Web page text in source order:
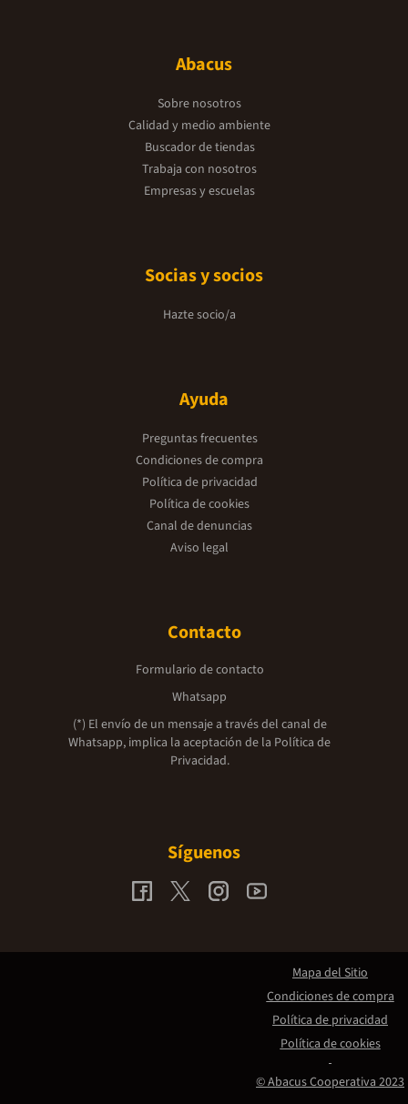
Abacus
Sobre nosotros
Calidad y medio ambiente
Buscador de tiendas
Trabaja con nosotros
Empresas y escuelas
Socias y socios
Hazte socio/a
Ayuda
Preguntas frecuentes
Condiciones de compra
Política de privacidad
Política de cookies
Canal de denuncias
Aviso legal
Contacto
Formulario de contacto
Whatsapp
(*) El envío de un mensaje a través del canal de
Whatsapp, implica la aceptación de la Política de
Privacidad.
Síguenos
© Abacus Cooperativa 2023
Mapa del Sitio
Condiciones de compra
Política de privacidad
Política de cookies